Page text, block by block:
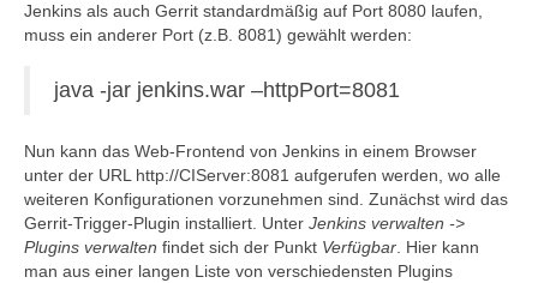
Jenkins als auch Gerrit standardmäßig auf Port 8080 laufen,
muss ein anderer Port (z.B. 8081) gewählt werden:
java -jar jenkins.war –httpPort=8081
Nun kann das Web-Frontend von Jenkins in einem Browser
unter der URL http://CIServer:8081 aufgerufen werden, wo alle
weiteren Konfigurationen vorzunehmen sind. Zunächst wird das
Gerrit-Trigger-Plugin installiert. Unter Jenkins verwalten ->
Plugins verwalten findet sich der Punkt Verfügbar . Hier kann
man aus einer langen Liste von verschiedensten Plugins